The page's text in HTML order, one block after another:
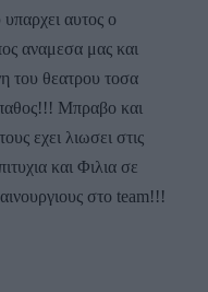
αυτος ο
αναμεσα μας και
του θεατρου τοσα
Μπραβο και
εχει λιωσει στις
και Φιλια σε
στο team!!!